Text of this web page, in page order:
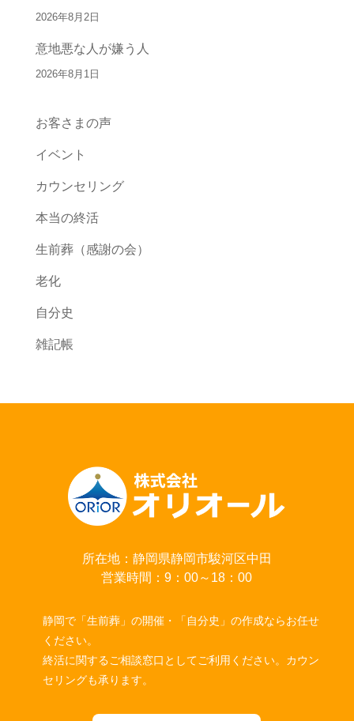
2026年8月2日
意地悪な人が嫌う人
2026年8月1日
お客さまの声
イベント
カウンセリング
本当の終活
生前葬（感謝の会）
老化
自分史
雑記帳
所在地：静岡県静岡市駿河区中田
営業時間：9：00～18：00
静岡で「生前葬」の開催・「自分史」の作成ならお任せ
ください。
終活に関するご相談窓口としてご利用ください。カウン
セリングも承ります。